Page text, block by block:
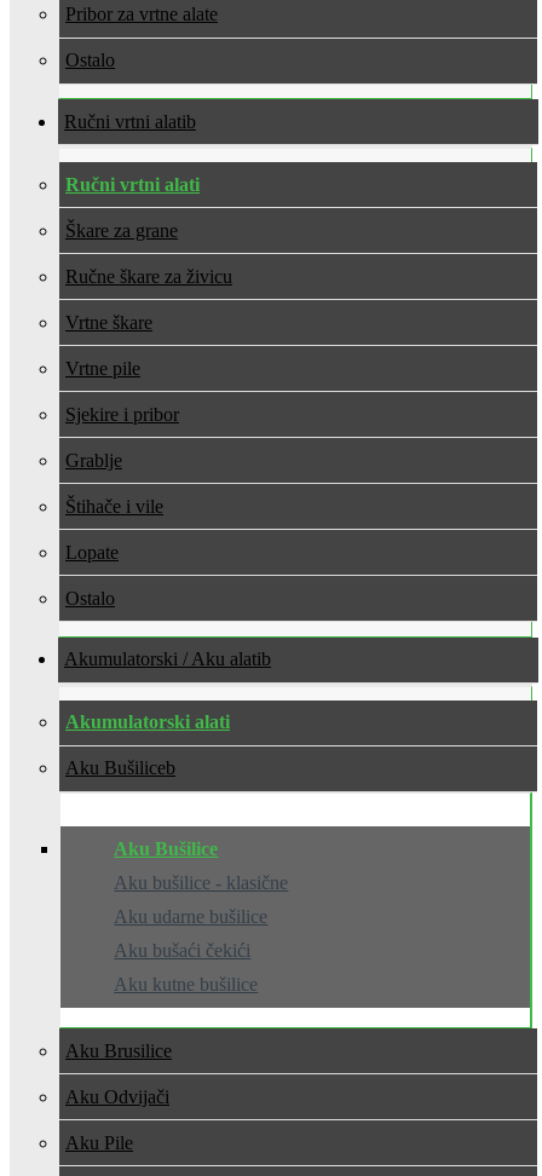
Pribor za vrtne alate
Ostalo
Ručni vrtni alati
Ručni vrtni alati
Škare za grane
Ručne škare za živicu
Vrtne škare
Vrtne pile
Sjekire i pribor
Grablje
Štihače i vile
Lopate
Ostalo
Akumulatorski / Aku alati
Akumulatorski alati
Aku Bušilice
Aku Bušilice
Aku bušilice - klasične
Aku udarne bušilice
Aku bušaći čekići
Aku kutne bušilice
Aku Brusilice
Aku Odvijači
Aku Pile